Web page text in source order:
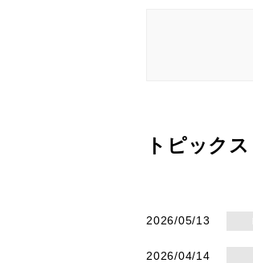
トピックス
2026/05/13
2026/04/14